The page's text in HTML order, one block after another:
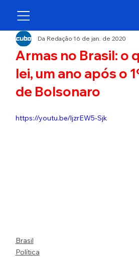
Armas no Brasil: o
lei, um ano após o
de Bolsonaro
Da Redação16 de jan. de 2020
https://youtu.be/ljzrEW5-Sjk
Brasil
Política